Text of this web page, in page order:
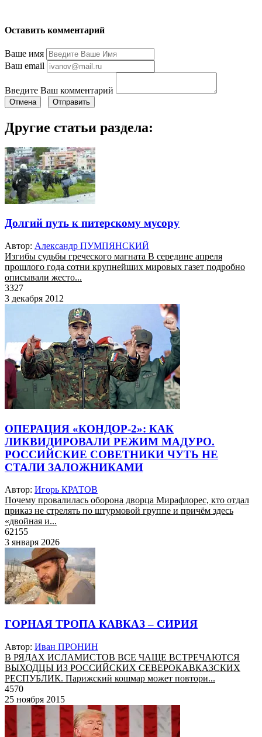
Оставить комментарий
Ваше имя
Ваш email
Введите Ваш комментарий
Отмена Отправить
Другие статьи раздела:
Долгий путь к питерскому мусору
Автор: Александр ПУМПЯНСКИЙ
Изгибы судьбы греческого магната В середине апреля
прошлого года сотни крупнейших мировых газет подробно
описывали жесто...
3327
3 декабря 2012
ОПЕРАЦИЯ «КОНДОР-2»: КАК
ЛИКВИДИРОВАЛИ РЕЖИМ МАДУРО.
РОССИЙСКИЕ СОВЕТНИКИ ЧУТЬ НЕ
СТАЛИ ЗАЛОЖНИКАМИ
Автор: Игорь КРАТОВ
Почему провалилась оборона дворца Мирафлорес, кто отдал
приказ не стрелять по штурмовой группе и причём здесь
«двойная и...
62155
3 января 2026
ГОРНАЯ ТРОПА КАВКАЗ – СИРИЯ
Автор: Иван ПРОНИН
В РЯДАХ ИСЛАМИСТОВ ВСЕ ЧАЩЕ ВСТРЕЧАЮТСЯ
ВЫХОДЦЫ ИЗ РОССИЙСКИХ СЕВЕРОКАВКАЗСКИХ
РЕСПУБЛИК. Парижский кошмар может повтори...
4570
25 ноября 2015